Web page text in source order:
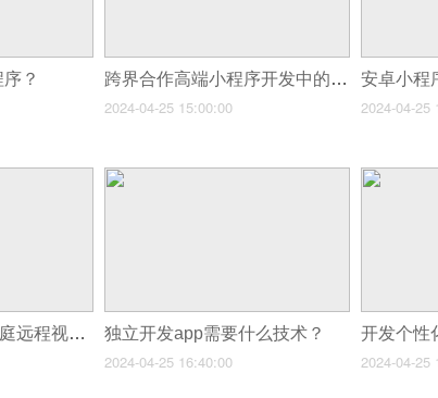
？ 跨界合作高端小程序开发中的设计与营销
2024-04-25 15:00:00
安卓小程
2024-04-25
监控app开发开启家庭远程视频监控 独立开发app需要什么技术？
2024-04-25 16:40:00 2024-04-25